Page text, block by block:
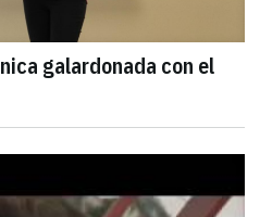
galardonada con el